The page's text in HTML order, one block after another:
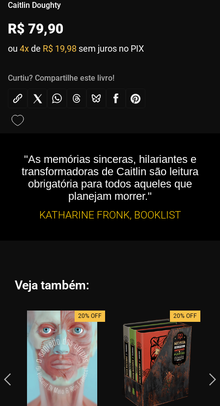
Caitlin Doughty
R$ 79,90
ou 4xde R$ 19,98 sem juros no PIX
Curtiu? Compartilhe este livro!
"As memórias sinceras, hilariantes e
transformadoras de Caitlin são leitura
obrigatória para todos aqueles que
planejam morrer."
KATHARINE FRONK, BOOKLIST
Veja também:
20% OFF 20% OFF